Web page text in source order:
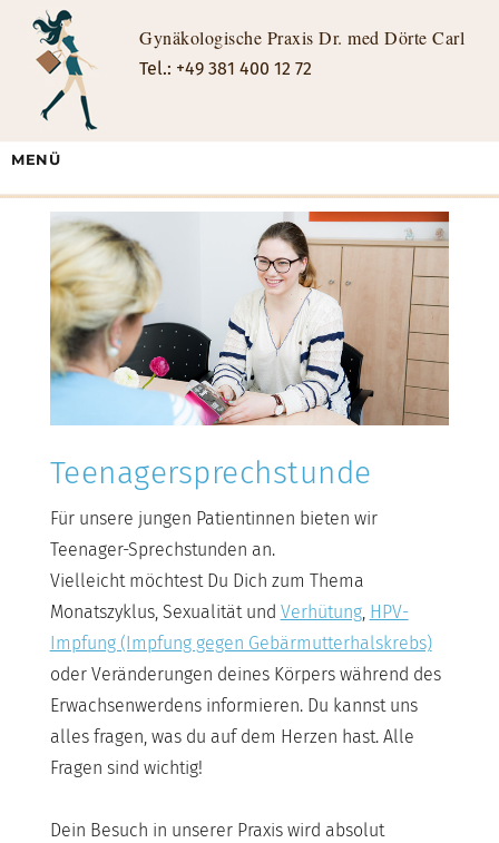
Gynäkologische Praxis Dr. med Dörte Carl
Tel.: +49 381 400 12 72
MENÜ
Teenagersprechstunde
Für unsere jungen Patientinnen bieten wir
Teenager-Sprechstunden an.
Vielleicht möchtest Du Dich zum Thema
Monatszyklus, Sexualität und Verhütung, HPV-
Impfung (Impfung gegen Gebärmutterhalskrebs)
oder Veränderungen deines Körpers während des
Erwachsenwerdens informieren. Du kannst uns
alles fragen, was du auf dem Herzen hast. Alle
Fragen sind wichtig!
Dein Besuch in unserer Praxis wird absolut